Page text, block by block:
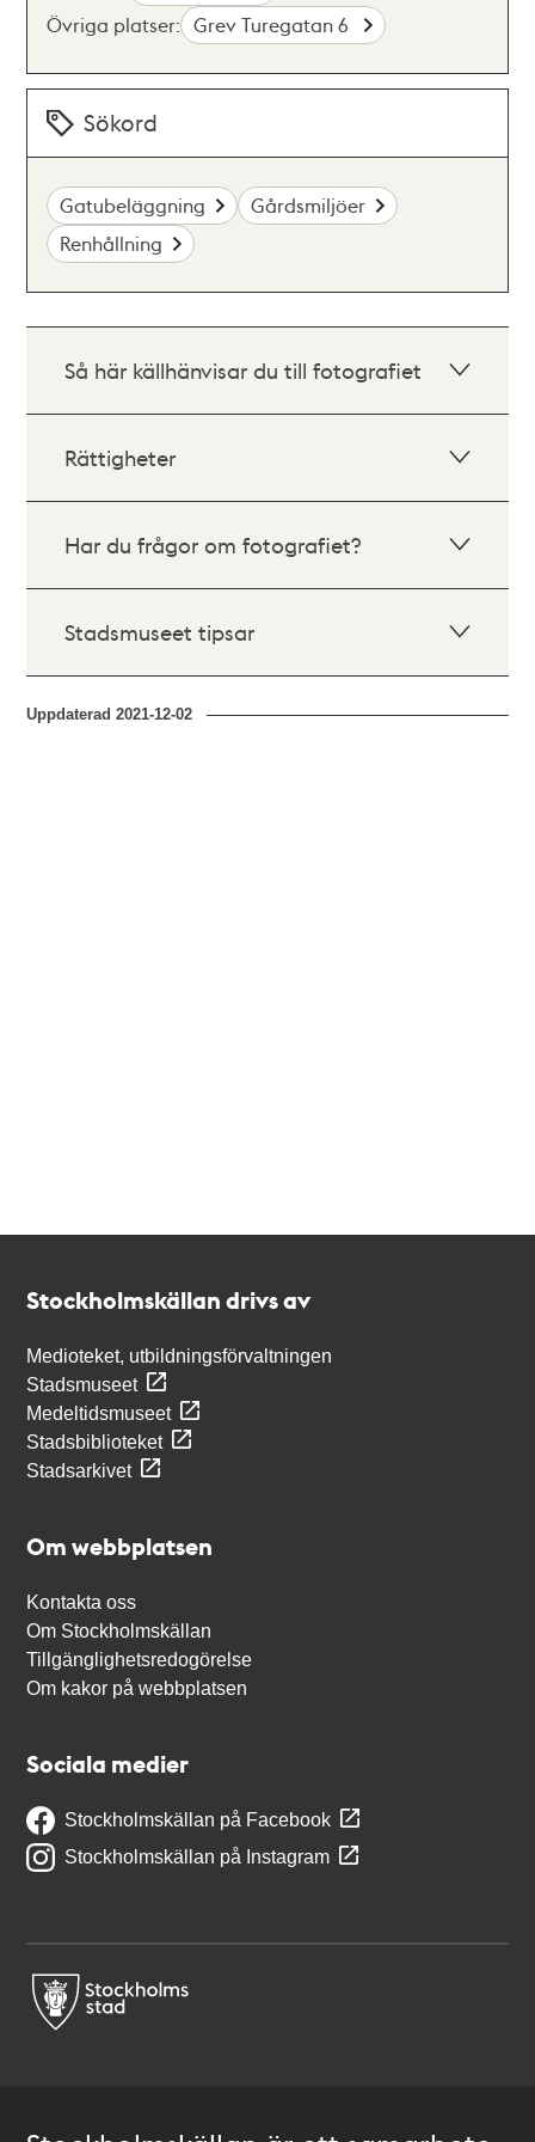
Övriga platser: Grev Turegatan 6
Sökord
Gatubeläggning
Gårdsmiljöer
Renhållning
Så här källhänvisar du till fotografiet
Rättigheter
Har du frågor om fotografiet?
Stadsmuseet tipsar
Uppdaterad2021-12-02
Stockholmskällan drivs av
Medioteket, utbildningsförvaltningen
Stadsmuseet
Medeltidsmuseet
Stadsbiblioteket
Stadsarkivet
Om webbplatsen
Kontakta oss
Om Stockholmskällan
Tillgänglighetsredogörelse
Om kakor på webbplatsen
Sociala medier
Stockholmskällan på Facebook
Stockholmskällan på Instagram